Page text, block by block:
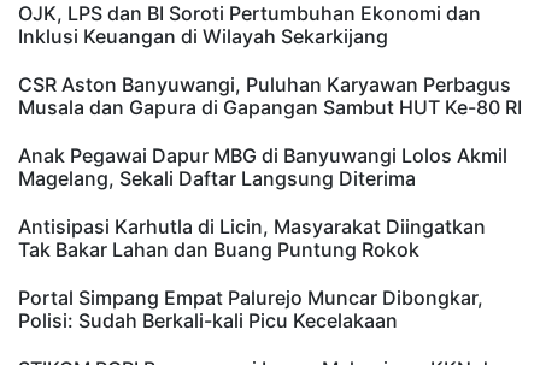
OJK, LPS dan BI Soroti Pertumbuhan Ekonomi dan
Inklusi Keuangan di Wilayah Sekarkijang
CSR Aston Banyuwangi, Puluhan Karyawan Perbagus
Musala dan Gapura di Gapangan Sambut HUT Ke-80 RI
Anak Pegawai Dapur MBG di Banyuwangi Lolos Akmil
Magelang, Sekali Daftar Langsung Diterima
Antisipasi Karhutla di Licin, Masyarakat Diingatkan
Tak Bakar Lahan dan Buang Puntung Rokok
Portal Simpang Empat Palurejo Muncar Dibongkar,
Polisi: Sudah Berkali-kali Picu Kecelakaan